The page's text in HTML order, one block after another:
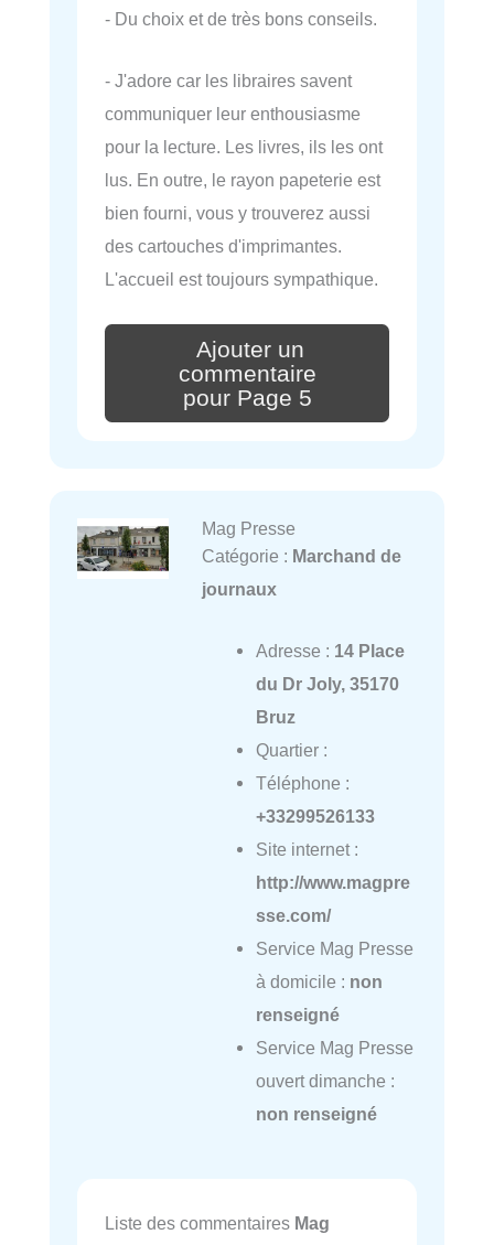
- Du choix et de très bons conseils.
- J'adore car les libraires savent
communiquer leur enthousiasme
pour la lecture. Les livres, ils les ont
lus. En outre, le rayon papeterie est
bien fourni, vous y trouverez aussi
des cartouches d'imprimantes.
L'accueil est toujours sympathique.
Ajouter un
commentaire
pour Page 5
Mag Presse
Catégorie : Marchand de
journaux
Adresse : 14 Place
du Dr Joly, 35170
Bruz
Quartier :
Téléphone :
+33299526133
Site internet :
http://www.magpre
sse.com/
Service Mag Presse
à domicile : non
renseigné
Service Mag Presse
ouvert dimanche :
non renseigné
Liste des commentaires Mag